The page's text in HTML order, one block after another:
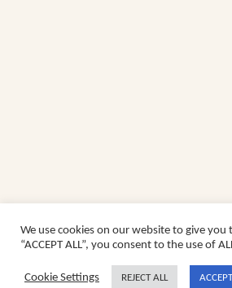
We use cookies on our website to give
“ACCEPT ALL”, you consent to the use of
Cookie Settings REJECT ALL